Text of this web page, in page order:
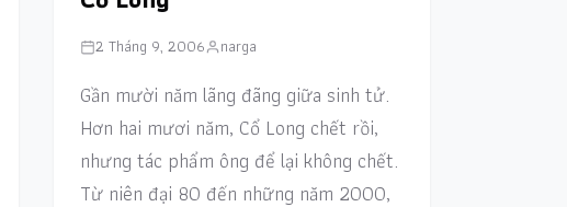
2 Tháng 9, 2006 narga
Gần mười năm lãng đãng giữa sinh tử.
Hơn hai mươi năm, Cổ Long chết rồi,
nhưng tác phẩm ông để lại không chết.
Từ niên đại 80 đến những năm 2000,